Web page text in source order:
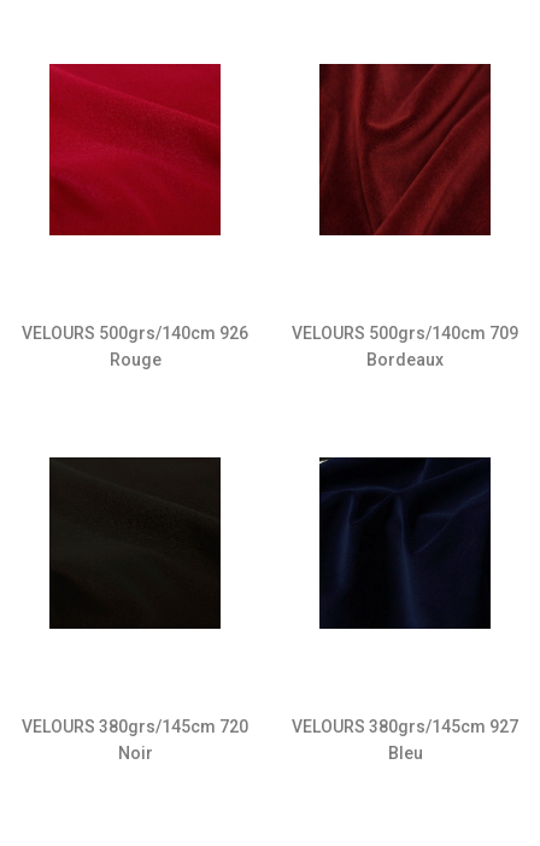
VELOURS 500grs/140cm 926
Rouge
VELOURS 500grs/140cm 709
Bordeaux
VELOURS 380grs/145cm 720
Noir
VELOURS 380grs/145cm 927
Bleu